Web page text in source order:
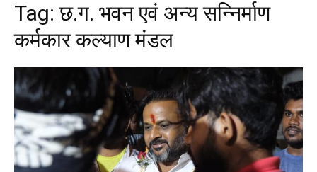
Tag:छ.ग. भवन एवं अन्य सन्निर्माण
कर्मकार कल्याण मंडल